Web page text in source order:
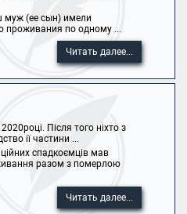
муж (ее сын) имели
проживания по одному ...
Читать далее...
Після того ніхто з
ії частини ...
спадкоємців мав
разом з померлою
Читать далее...